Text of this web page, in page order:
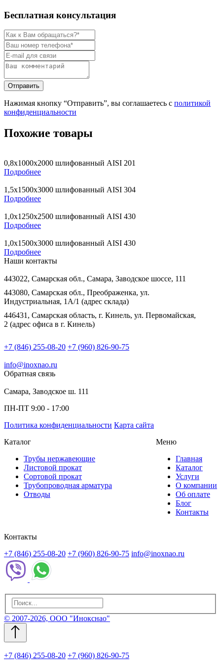
Бесплатная консультация
Нажимая кнопку “Отправить”, вы соглашаетесь с политикой
конфиденциальности
Похожие товары
0,8х1000х2000 шлифованный AISI 201
Подробнее
1,5х1500х3000 шлифованный AISI 304
Подробнее
1,0х1250х2500 шлифованный AISI 430
Подробнее
1,0х1500х3000 шлифованный AISI 430
Подробнее
Наши контакты
443022, Самарская обл., Самара, Заводское шоссе, 111
443080, Самарская обл., Преображенка, ул.
Индустриальная, 1А/1 (адрес склада)
446431, Самарская область, г. Кинель, ул. Первомайская,
2 (адрес офиса в г. Кинель)
+7 (846) 255-08-20 +7 (960) 826-90-75
info@inoxnao.ru
Обратная связь
Самара, Заводское ш. 111
ПН-ПТ 9:00 - 17:00
Политика конфиденциальности Карта сайта
Каталог
Трубы нержавеющие
Листовой прокат
Сортовой прокат
Трубопроводная арматура
Отводы
Меню
Главная
Каталог
Услуги
О компании
Об оплате
Блог
Контакты
Контакты
+7 (846) 255-08-20 +7 (960) 826-90-75 info@inoxnao.ru
© 2007-2026, ООО "Инокснао"
+7 (846) 255-08-20 +7 (960) 826-90-75